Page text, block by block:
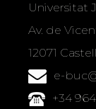
Universitat
Av. de
12071
e-
+34